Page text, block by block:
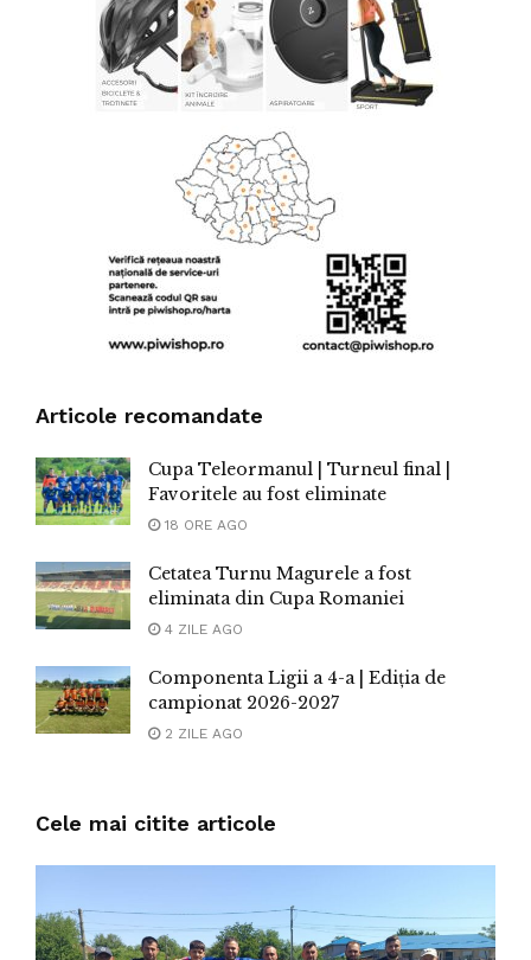
Articole recomandate
Cupa Teleormanul | Turneul final |
Favoritele au fost eliminate
18 ORE AGO
Cetatea Turnu Magurele a fost
eliminata din Cupa Romaniei
4 ZILE AGO
Componenta Ligii a 4-a | Ediția de
campionat 2026-2027
2 ZILE AGO
Cele mai citite articole